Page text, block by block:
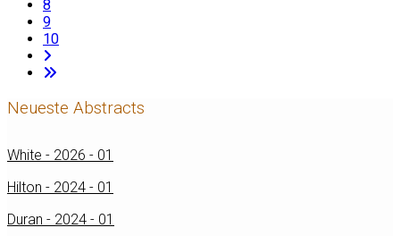
8
9
10
Neueste Abstracts
White - 2026 - 01
Hilton - 2024 - 01
Duran - 2024 - 01